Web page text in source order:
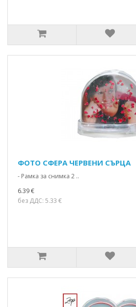
ФОТО СФЕРА ЧЕРВЕНИ СЪРЦА
- Рамка за снимка 2 ..
6.39 €
без ДДС: 5.33 €